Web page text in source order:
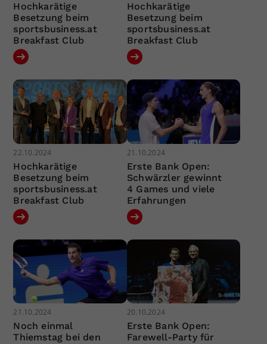
Hochkarätige
Besetzung beim
sportsbusiness.at
Breakfast Club
Hochkarätige
Besetzung beim
sportsbusiness.at
Breakfast Club
22.10.2024
Hochkarätige
Besetzung beim
sportsbusiness.at
Breakfast Club
21.10.2024
Erste Bank Open:
Schwärzler gewinnt
4 Games und viele
Erfahrungen
21.10.2024
Noch einmal
Thiemstag bei den
20.10.2024
Erste Bank Open:
Farewell-Party für